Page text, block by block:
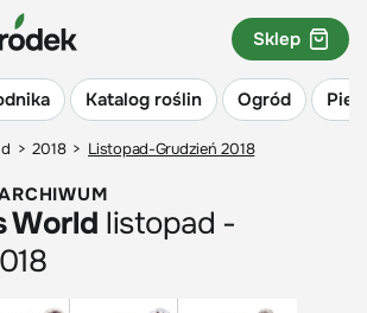
Katalog roślin Ogród
Sklep
> 2018 > Listopad-Grudzień 2018
World listopad -